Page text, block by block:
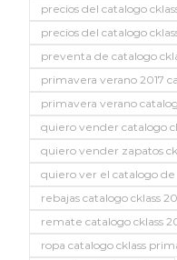
precios del catalogo
precios del catalogo
preventa de catalogo
primavera verano 2017
primavera verano
quiero vender catalogo
quiero vender zapatos
quiero ver el catalogo de
rebajas catalogo cklass
remate catalogo cklass
ropa catalogo cklass